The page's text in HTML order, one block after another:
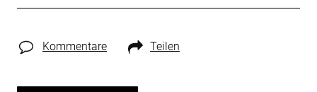
Kommentare Teilen